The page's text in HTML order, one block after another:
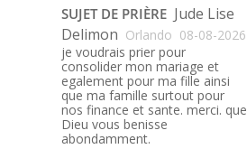
SUJET DE PRIÈRE Jude Lise
Delimon Orlando 08-08-2026
je voudrais prier pour
consolider mon mariage et
egalement pour ma fille ainsi
que ma famille surtout pour
nos finance et sante. merci. que
Dieu vous benisse
abondamment.